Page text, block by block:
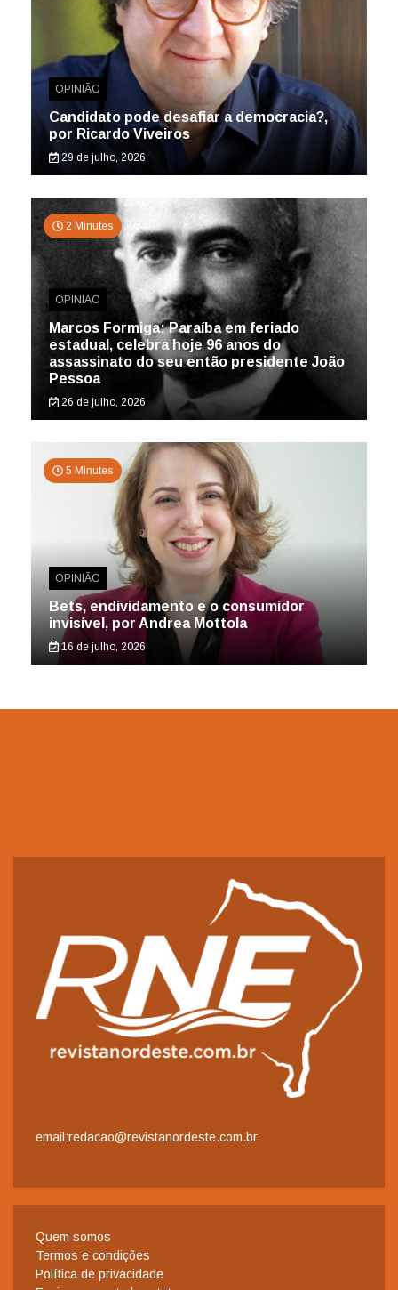
OPINIÃO
Candidato pode desafiar a democracia?,
por Ricardo Viveiros
29 de julho, 2026
2 Minutes
OPINIÃO
Marcos Formiga: Paraíba em feriado
estadual, celebra hoje 96 anos do
assassinato do seu então presidente João
Pessoa
26 de julho, 2026
5 Minutes
OPINIÃO
Bets, endividamento e o consumidor
invisível, por Andrea Mottola
16 de julho, 2026
email:redacao@revistanordeste.com.br
Quem somos
Termos e condições
Política de privacidade